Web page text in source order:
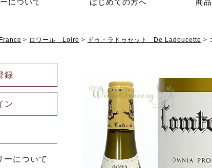
ロワール Loire ドゥ・ラドゥセット De Ladoucette
録
ン
ーについて